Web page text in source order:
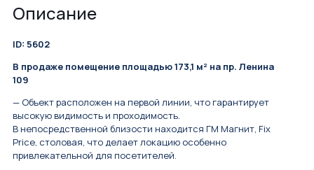
Описание
ID: 5602
В продаже помещение площадью 173,1 м² на пр. Ленина
109
— Объект расположен на первой линии, что гарантирует
высокую видимость и проходимость.
В непосредственной близости находится ГМ Магнит, Fix
Price, столовая, что делает локацию особенно
привлекательной для посетителей.